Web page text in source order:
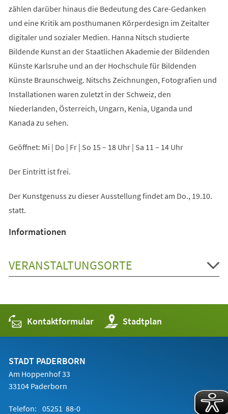
zählen darüber hinaus die Bedeutung des Care-Gedanken
und eine Kritik am posthumanen Körperdesign im Zeitalter
digitaler und sozialer Medien. Hanna Nitsch studierte
Bildende Kunst an der Staatlichen Akademie der Bildenden
Künste Karlsruhe und an der Hochschule für Bildenden
Künste Braunschweig. Nitschs Zeichnungen, Fotografien und
Installationen waren zuletzt in der Schweiz, den
Niederlanden, Österreich, Ungarn, Kenia, Uganda und
Kanada zu sehen.
Geöffnet: Mi | Do | Fr | So 15 – 18 Uhr | Sa 11 – 14 Uhr
Der Eintritt ist frei.
Der Kunstgenuss zu dieser Ausstellung findet am Do., 19.10.
statt.
Informationen
VERANSTALTUNGSORTE
Kontaktformular Stadtplan
(Öffnet
in
einem
STADT PADERBORN
Am Hoppenhof 33
33104 Paderborn
Telefon: 05251 88-0